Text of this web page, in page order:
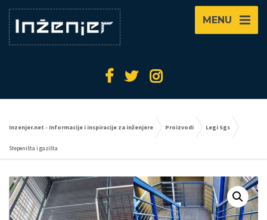
MENU
Inzenjer.net - Informacije i inspiracije za inženjere Proizvodi Legi Sgs
Stepeništa i gazišta